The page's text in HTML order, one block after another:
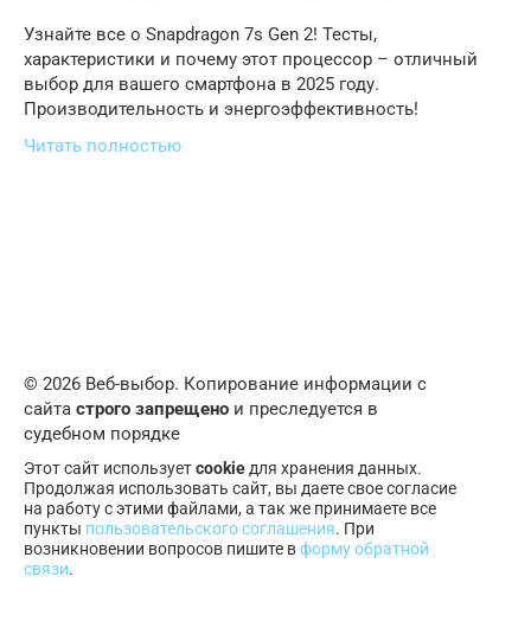
Узнайте все о Snapdragon 7s Gen 2! Тесты,
характеристики и почему этот процессор – отличный
выбор для вашего смартфона в 2025 году.
Производительность и энергоэффективность!
Читать полностью
© 2026 Веб-выбор. Копирование информации с
сайта строго запрещено и преследуется в
судебном порядке
Этот сайт используетcookie для хранения данных.
Продолжая использовать сайт, вы даете свое согласие
на работу с этими файлами, а так же принимаете все
пункты пользовательского соглашения. При
возникновении вопросов пишите вформу обратной
связи.